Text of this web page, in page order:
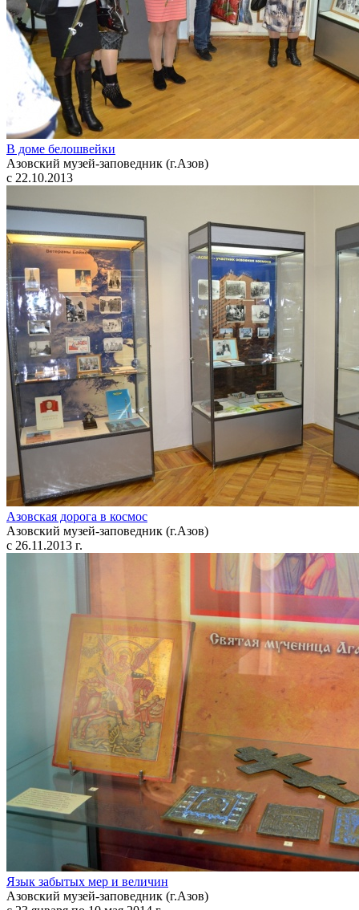
В доме белошвейки
Азовский музей-заповедник (г.Азов)
с 22.10.2013
Азовская дорога в космос
Азовский музей-заповедник (г.Азов)
с 26.11.2013 г.
Язык забытых мер и величин
Азовский музей-заповедник (г.Азов)